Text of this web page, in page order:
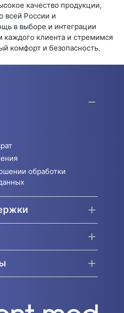
качество продукции,
всей России и
в выборе и интеграции
клиента и стремимся
комфорт и безопасность.
обработки